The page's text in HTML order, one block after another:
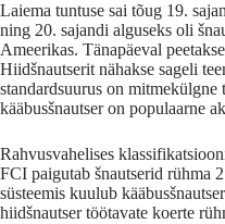
Laiema tuntuse sai tõug 19.
ning 20. sajandi alguseks oli
Ameerikas. Tänapäeval
Hiidšnautserit nähakse sageli
standardsuurus on
kääbusšnautser on populaarne
Rahvusvahelises
FCI paigutab šnautserid rühma
süsteemis kuulub
hiidšnautser töötavate koerte